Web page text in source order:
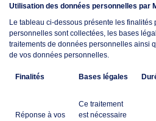
Utilisation des données personnelles par
Le tableau ci-dessous présente les
personnelles sont collectées, les bases
traitements de données personnelles ainsi
de vos données personnelles.
Finalités Bases légales
Réponse à vos
Ce traitement
est nécessaire